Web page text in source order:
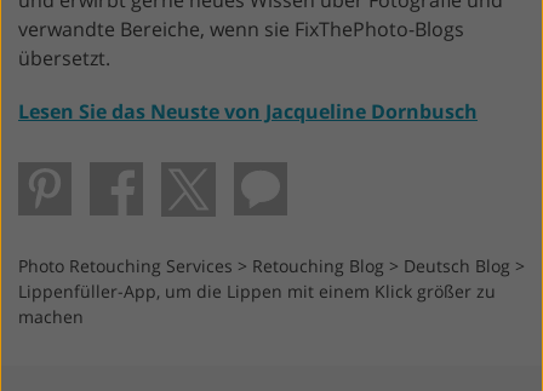
verwandte Bereiche, wenn sie FixThePhoto-Blogs
übersetzt.
Lesen Sie das Neuste von Jacqueline Dornbusch
Photo Retouching Services > Retouching Blog > Deutsch Blog >
Lippenfüller-App, um die Lippen mit einem Klick größer zu
machen